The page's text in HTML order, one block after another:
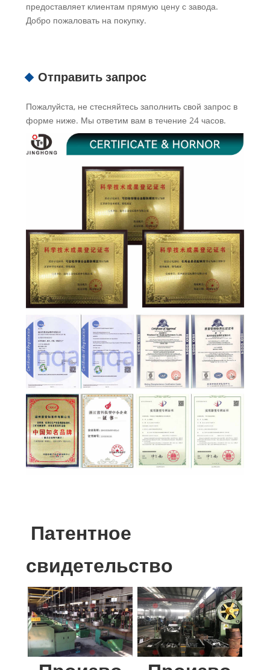
предоставляет клиентам прямую цену с завода.
Добро пожаловать на покупку.
Отправить запрос
Пожалуйста, не стесняйтесь заполнить свой запрос в
форме ниже. Мы ответим вам в течение 24 часов.
Патентное
свидетельство